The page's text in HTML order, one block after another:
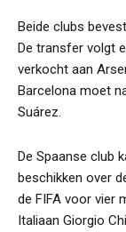
Beide clubs
De transfer volgt
verkocht aan
Barcelona moet
Suárez.
De Spaanse club
beschikken over
de FIFA voor vier
Italiaan Giorgio